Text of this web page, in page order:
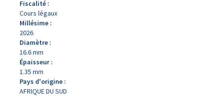
Fiscalité :
Cours légaux
Millésime :
2026
Diamètre :
16.6 mm
Épaisseur :
1.35 mm
Pays d'origine :
AFRIQUE DU SUD